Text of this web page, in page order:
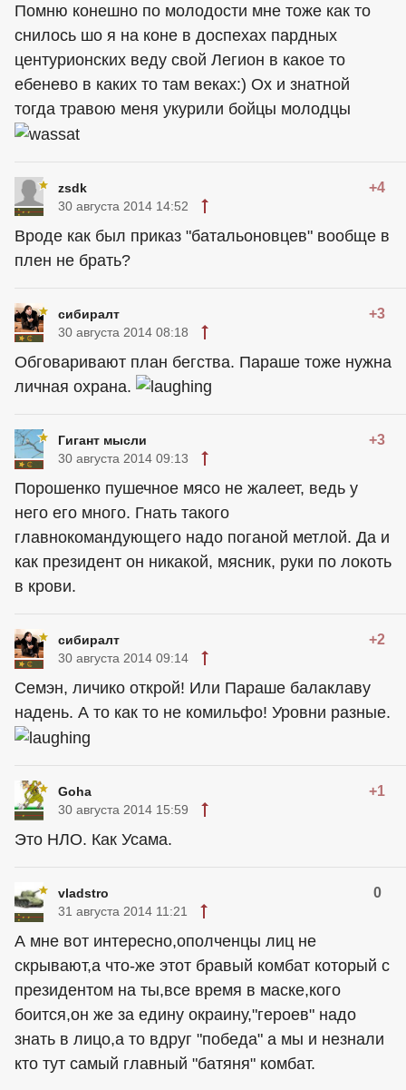
Помню конешно по молодости мне тоже как то
снилось шо я на коне в доспехах пардных
центурионских веду свой Легион в какое то
ебенево в каких то там веках:) Ох и знатной
тогда травою меня укурили бойцы молодцы
zsdk +4
30 августа 2014 14:52
Вроде как был приказ "батальоновцев" вообще в
плен не брать?
сибиралт +3
30 августа 2014 08:18
Обговаривают план бегства. Параше тоже нужна
личная охрана.
Гигант мысли +3
30 августа 2014 09:13
Порошенко пушечное мясо не жалеет, ведь у
него его много. Гнать такого
главнокомандующего надо поганой метлой. Да и
как президент он никакой, мясник, руки по локоть
в крови.
сибиралт +2
30 августа 2014 09:14
Семэн, личико открой! Или Параше балаклаву
надень. А то как то не комильфо! Уровни разные.
Goha +1
30 августа 2014 15:59
Это НЛО. Как Усама.
vladstro 0
31 августа 2014 11:21
А мне вот интересно,ополченцы лиц не
скрывают,а что-же этот бравый комбат который с
президентом на ты,все время в маске,кого
боится,он же за едину окраину,"героев" надо
знать в лицо,а то вдруг "победа" а мы и незнали
кто тут самый главный "батяня" комбат.